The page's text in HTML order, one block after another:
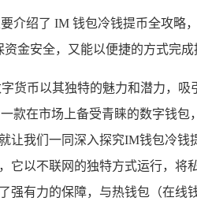
介绍了 IM 钱包冷钱提币全攻略
金安全，又能以便捷的方式完
货币以其独特的魅力和潜力，
款在市场上备受青睐的数字钱
让我们一同深入探究IM钱包冷
它以不联网的独特方式运行，
强有力的保障，与热钱包（在